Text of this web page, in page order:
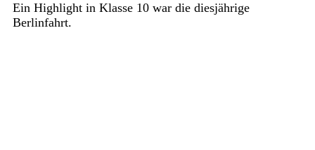
Ein Highlight in Klasse 10 war die diesjährige
Berlinfahrt.